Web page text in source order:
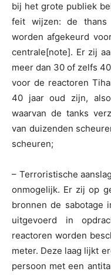
bij het grote publiek
feit wijzen: de thans
worden afgekeurd
centrale[note]. Er zij
meer dan 30 of zelfs
voor de reactoren
40 jaar oud zijn,
waarvan de tanks
van duizenden
scheuren;
– Terroristische
onmogelijk. Er zij op
bronnen de sabotage
uitgevoerd in
reactoren worden
meter. Deze laag lijkt
persoon met een